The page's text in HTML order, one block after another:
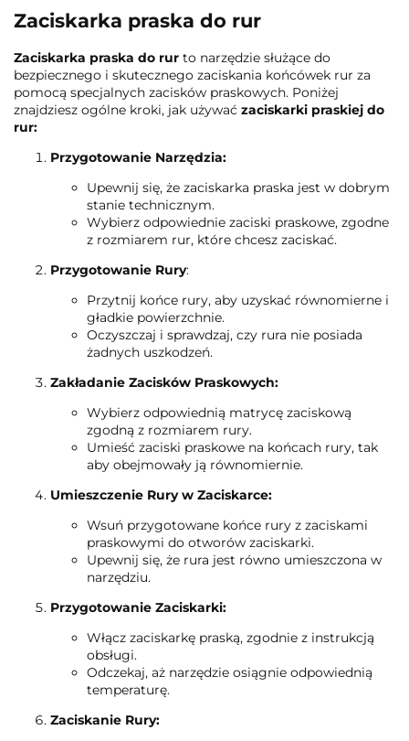
Zaciskarka praska do rur
Zaciskarka praska do rur to narzędzie służące do
bezpiecznego i skutecznego zaciskania końcówek rur za
pomocą specjalnych zacisków praskowych. Poniżej
znajdziesz ogólne kroki, jak używać zaciskarki praskiej do
rur:
Przygotowanie Narzędzia:
Upewnij się, że zaciskarka praska jest w dobrym
stanie technicznym.
Wybierz odpowiednie zaciski praskowe, zgodne
z rozmiarem rur, które chcesz zaciskać.
Przygotowanie Rury:
Przytnij końce rury, aby uzyskać równomierne i
gładkie powierzchnie.
Oczyszczaj i sprawdzaj, czy rura nie posiada
żadnych uszkodzeń.
Zakładanie Zacisków Praskowych:
Wybierz odpowiednią matrycę zaciskową
zgodną z rozmiarem rury.
Umieść zaciski praskowe na końcach rury, tak
aby obejmowały ją równomiernie.
Umieszczenie Rury w Zaciskarce:
Wsuń przygotowane końce rury z zaciskami
praskowymi do otworów zaciskarki.
Upewnij się, że rura jest równo umieszczona w
narzędziu.
Przygotowanie Zaciskarki:
Włącz zaciskarkę praską, zgodnie z instrukcją
obsługi.
Odczekaj, aż narzędzie osiągnie odpowiednią
temperaturę.
Zaciskanie Rury: